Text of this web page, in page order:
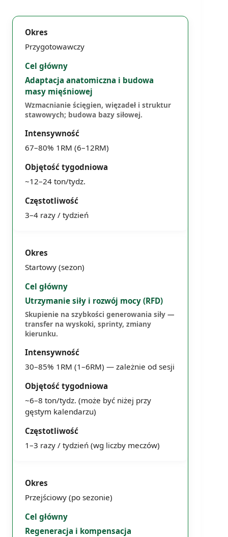
Przygotowawczy
Adaptacja anatomiczna i budowa
masy mięśniowej
Wzmacnianie ścięgien, więzadeł i struktur
stawowych; budowa bazy siłowej.
67–80% 1RM (6–12RM)
~12–24 ton/tydz.
3–4 razy / tydzień
Startowy (sezon)
Utrzymanie siły i rozwój mocy (RFD)
Skupienie na szybkości generowania siły —
transfer na wyskoki, sprinty, zmiany
kierunku.
30–85% 1RM (1–6RM) — zależnie od sesji
~6–8 ton/tydz. (może być niżej przy
gęstym kalendarzu)
1–3 razy / tydzień (wg liczby meczów)
Przejściowy (po sezonie)
Regeneracja i kompensacja